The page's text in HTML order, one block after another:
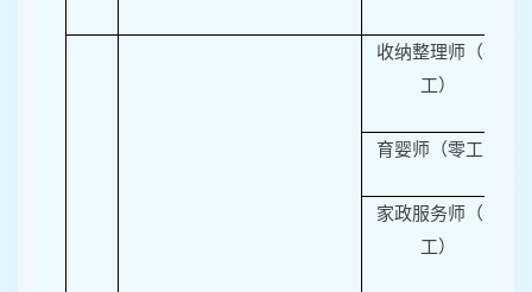
收纳整理师（零
工）
育婴师（零工）
家政服务师（零
工）